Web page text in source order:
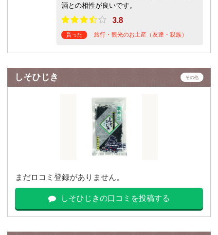
酒との相性が良いです。
3.8
貰った 旅行・観光のお土産（友達・親族）
しそひじき その他
まだロコミ登録がありません。
しそひじきの口コミを投稿する